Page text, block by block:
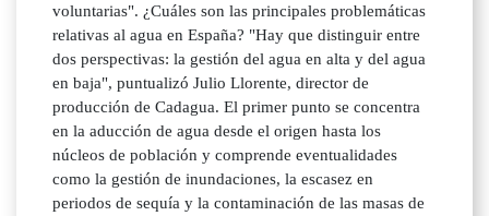
voluntarias". ¿Cuáles son las principales problemáticas
relativas al agua en España? "Hay que distinguir entre
dos perspectivas: la gestión del agua en alta y del agua
en baja", puntualizó Julio Llorente, director de
producción de Cadagua. El primer punto se concentra
en la aducción de agua desde el origen hasta los
núcleos de población y comprende eventualidades
como la gestión de inundaciones, la escasez en
periodos de sequía y la contaminación de las masas de